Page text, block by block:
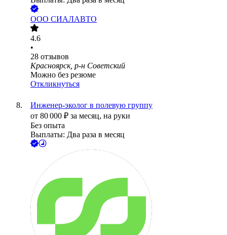
ООО СИАЛАВТО
4.6
•
28 отзывов
Красноярск, р-н Советский
Можно без резюме
Откликнуться
Инженер-эколог в полевую группу
от 80 000 ₽ за месяц, на руки
Без опыта
Выплаты: Два раза в месяц